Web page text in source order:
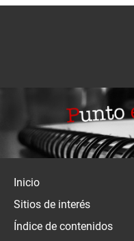
Inicio
Sitios de interés
Índice de contenidos